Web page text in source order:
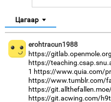
Цагаар
erohtracun1988
https://
https://
1 https://www.quia.com/
https://www.tumblr.com/
https://
https://git.acwing.com/